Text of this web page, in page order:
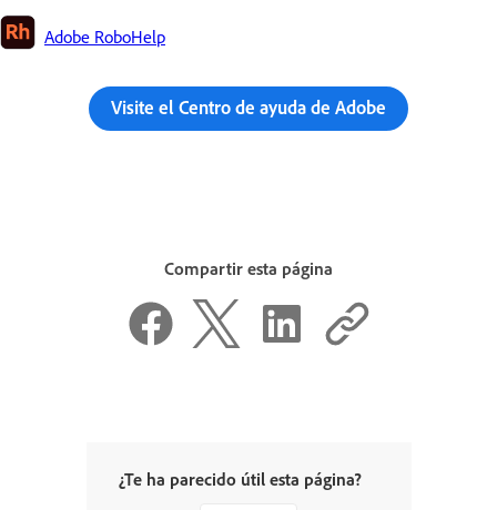
Adobe RoboHelp
Visite el Centro de ayuda de Adobe
Compartir esta página
¿Te ha parecido útil esta página?